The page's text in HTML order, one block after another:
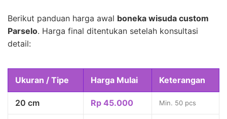
Berikut panduan harga awal boneka wisuda custom
Parselo. Harga final ditentukan setelah konsultasi
detail:
Ukuran / Tipe Harga Mulai Keterangan
20 cm Rp 45.000 Min. 50 pcs